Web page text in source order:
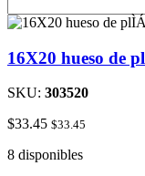
oval
16X20 hueso de
SKU: 303520
$33.45 $33.45
8 disponibles